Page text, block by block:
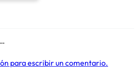
para escribir un comentario.